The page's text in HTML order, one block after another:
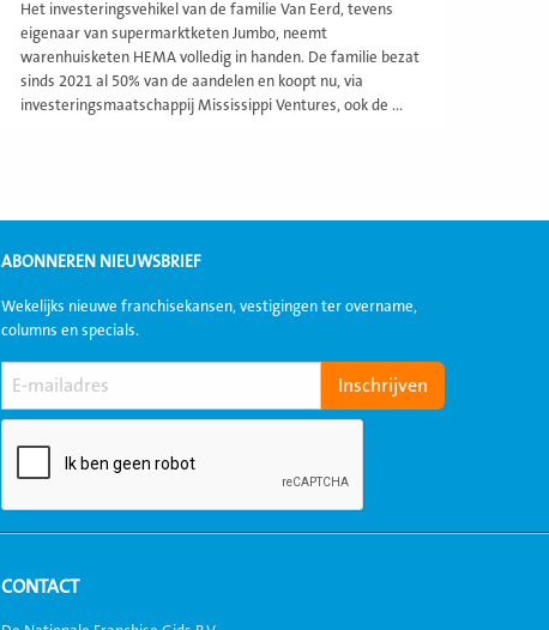
Het investeringsvehikel van de familie Van Eerd, tevens
eigenaar van supermarktketen Jumbo, neemt
warenhuisketen HEMA volledig in handen. De familie bezat
sinds 2021 al 50% van de aandelen en koopt nu, via
investeringsmaatschappij Mississippi Ventures, ook de ...
ABONNEREN NIEUWSBRIEF
Wekelijks nieuwe franchisekansen, vestigingen ter overname,
columns en specials.
CONTACT